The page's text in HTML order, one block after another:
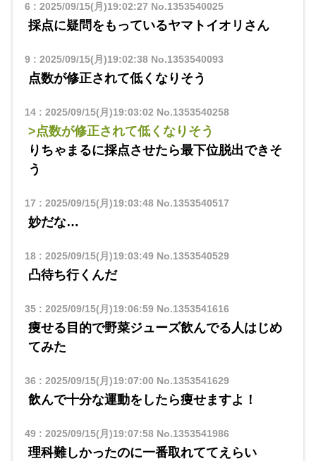
6 : 2025/09/15(月)19:02:27 No.1353540025
採点に疑問をもっているヤマトイオリさん
9: 2025/09/15(月)19:02:38No.1353540093
点数が修正されて低くなりそう
14: 2025/09/15(月)19:03:02 No.1353540258
>点数が修正されて低くなりそう
りちゃまるに採点させたら最下位脱出できそ
う
17 : 2025/09/15(月)19:03:48No.1353540517
妙だな…
18: 2025/09/15(月)19:03:49No.1353540529
凸待ち行くんだ
35: 2025/09/15(月)19:06:59No.1353541616
痩せる目的で野菜ジューズ飲んでる人はじめ
てみた
36 : 2025/09/15(月)19:07:00 No.1353541629
飲んで十分な運動をしたら痩せますよ！
49: 2025/09/15(月)19:07:58No.1353541986
理科難しかったのに一番取れててえらい